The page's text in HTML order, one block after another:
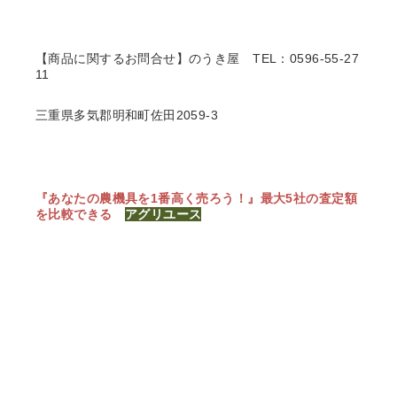
【商品に関するお問合せ】のうき屋TEL：0596-55-27
11
三重県多気郡明和町佐田2059-3
『あなたの農機具を1番高く売ろう！』 最大5社の査定額
を比較できる アグリユース